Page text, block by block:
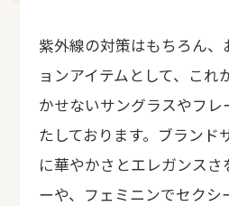
紫外線の対策はもちろん、
ョンアイテムとして、これ
かせないサングラスやフレ
たしております。ブランド
に華やかさとエレガンスさ
ーや、フェミニンでセクシ